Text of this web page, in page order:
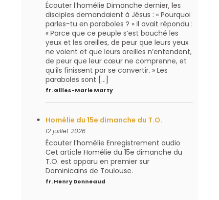
Écouter l’homélie Dimanche dernier, les
disciples demandaient à Jésus : « Pourquoi
parles-tu en paraboles ? » Il avait répondu :
« Parce que ce peuple s’est bouché les
yeux et les oreilles, de peur que leurs yeux
ne voient et que leurs oreilles n’entendent,
de peur que leur cœur ne comprenne, et
qu’ils finissent par se convertir. » Les
paraboles sont […]
fr. Gilles-Marie Marty
Homélie du 15e dimanche du T.O.
12 juillet 2026
Écouter l’homélie Enregistrement audio
Cet article Homélie du 15e dimanche du
T.O. est apparu en premier sur
Dominicains de Toulouse.
fr. Henry Donneaud